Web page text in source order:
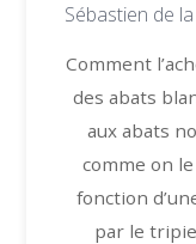
Sébastien de
Comment
des abats
aux abats
comme on
fonction
par le